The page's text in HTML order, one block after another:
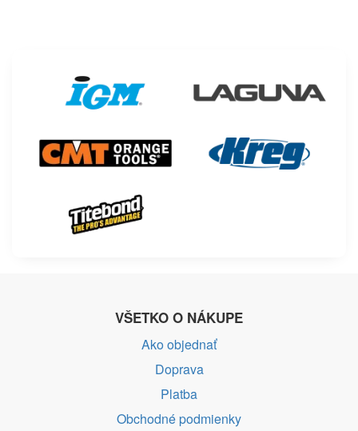
VŠETKO O NÁKUPE
Ako objednať
Doprava
Platba
Obchodné podmienky